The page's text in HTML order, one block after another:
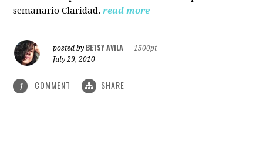
semanario Claridad. read more
posted by BETSY AVILA
1500pt
July 29, 2010
1 COMMENT SHARE